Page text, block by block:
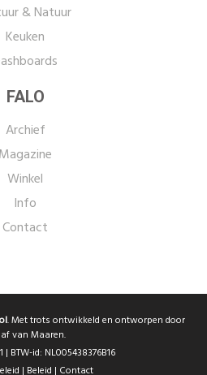
& Natuur
Keuken
FALO
Archief
Magazine
Winkel
Info
Contact
. Met trots ontwikkeld en ontworpen door
van Maaren.
| BTW-id: NL005438376B16
| Beleid | Contact